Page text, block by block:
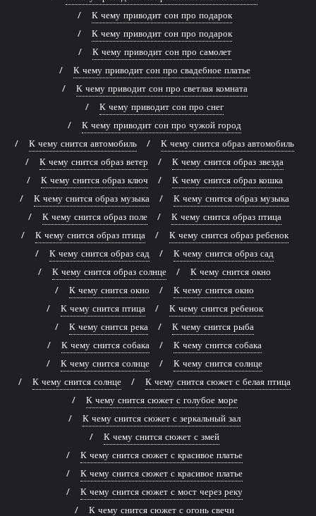
К чему приводит сон про подарок
К чему приводит сон про подарок
К чему приводит сон про самолет
К чему приводит сон про свадебное платье
К чему приводит сон про светлая комната
К чему приводит сон про снег
К чему приводит сон про чужой город
К чему снится автомобиль
К чему снится образ автомобиль
К чему снится образ ветер
К чему снится образ звезда
К чему снится образ ключ
К чему снится образ кошка
К чему снится образ музыка
К чему снится образ музыка
К чему снится образ поле
К чему снится образ птица
К чему снится образ птица
К чему снится образ ребенок
К чему снится образ сад
К чему снится образ сад
К чему снится образ солнце
К чему снится окно
К чему снится окно
К чему снится окно
К чему снится птица
К чему снится ребенок
К чему снится река
К чему снится рыба
К чему снится собака
К чему снится собака
К чему снится солнце
К чему снится солнце
К чему снится солнце
К чему снится сюжет с белая птица
К чему снится сюжет с голубое море
К чему снится сюжет с зеркальный зал
К чему снится сюжет с змей
К чему снится сюжет с красивое платье
К чему снится сюжет с красивое платье
К чему снится сюжет с мост через реку
К чему снится сюжет с огонь свечи